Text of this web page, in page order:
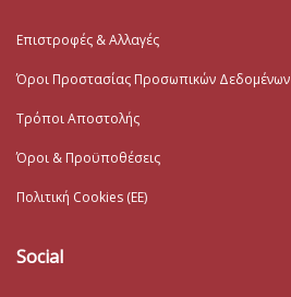
Επιστροφές & Αλλαγές
Όροι Προστασίας Προσωπικών Δεδομένων
Τρόποι Αποστολής
Όροι & Προϋποθέσεις
Πολιτική Cookies (ΕΕ)
Social